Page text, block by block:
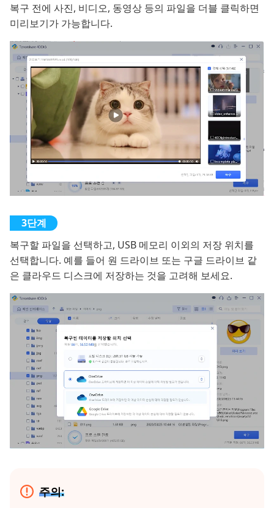
복구 전에 사진, 비디오, 동영상 등의 파일을 더블 클릭하면
미리보기가 가능합니다.
복구할 파일을 선택하고, USB 메모리 이외의 저장 위치를
선택합니다. 예를 들어 원 드라이브 또는 구글 드라이브 같
은 클라우드 디스크에 저장하는 것을 고려해 보세요.
주의: